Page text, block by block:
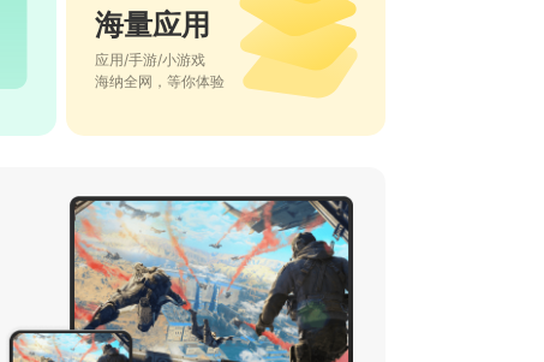
海量应用
应用/手游/小游戏
海纳全网，等你体验